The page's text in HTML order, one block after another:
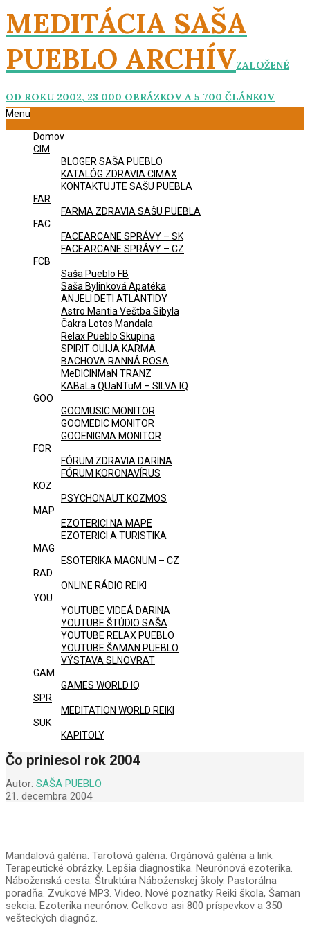
Skip
to
content
MEDITÁCIA SAŠA
PUEBLO ARCHÍVZALOŽENÉ
OD ROKU 2002, 23 000 OBRÁZKOV A 5 700 ČLÁNKOV
Primary
Menu
Domov
CIM
BLOGER SAŠA PUEBLO
KATALÓG ZDRAVIA CIMAX
KONTAKTUJTE SAŠU PUEBLA
FAR
FARMA ZDRAVIA SAŠU PUEBLA
FAC
FACEARCANE SPRÁVY – SK
FACEARCANE SPRÁVY – CZ
FCB
Saša Pueblo FB
Saša Bylinková Apatéka
ANJELI DETI ATLANTIDY
Astro Mantia Veštba Sibyla
Čakra Lotos Mandala
Relax Pueblo Skupina
SPIRIT OUIJA KARMA
BACHOVA RANNÁ ROSA
MeDICINMaN TRANZ
KABaLa QUaNTuM – SILVA IQ
GOO
GOOMUSIC MONITOR
GOOMEDIC MONITOR
GOOENIGMA MONITOR
FOR
FÓRUM ZDRAVIA DARINA
FÓRUM KORONAVÍRUS
KOZ
PSYCHONAUT KOZMOS
MAP
EZOTERICI NA MAPE
EZOTERICI A TURISTIKA
MAG
ESOTERIKA MAGNUM – CZ
RAD
ONLINE RÁDIO REIKI
YOU
YOUTUBE VIDEÁ DARINA
YOUTUBE ŠTÚDIO SAŠA
YOUTUBE RELAX PUEBLO
YOUTUBE ŠAMAN PUEBLO
VÝSTAVA SLNOVRAT
GAM
GAMES WORLD IQ
SPR
MEDITATION WORLD REIKI
SUK
KAPITOLY
Čo priniesol rok 2004
Autor: SAŠA PUEBLO
21. decembra 2004
Mandalová galéria. Tarotová galéria. Orgánová galéria a link.
Terapeutické obrázky. Lepšia diagnostika. Neurónová ezoterika.
Náboženská cesta. Štruktúra Náboženskej školy. Pastorálna
poradňa. Zvukové MP3. Video. Nové poznatky Reiki škola, Šaman
sekcia. Ezoterika neurónov. Celkovo asi 800 príspevkov a 350
vešteckých diagnóz.